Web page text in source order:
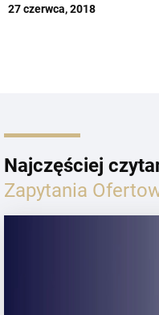
27 czerwca, 2018
Najczęściej
Zapytania